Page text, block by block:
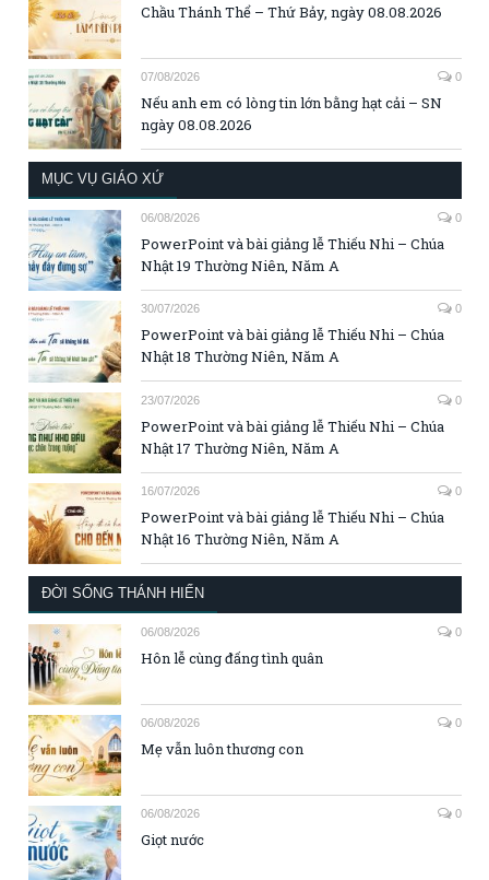
Chầu Thánh Thể – Thứ Bảy, ngày 08.08.2026
07/08/2026 0
Nếu anh em có lòng tin lớn bằng hạt cải – SN
ngày 08.08.2026
MỤC VỤ GIÁO XỨ
06/08/2026 0
PowerPoint và bài giảng lễ Thiếu Nhi – Chúa
Nhật 19 Thường Niên, Năm A
30/07/2026 0
PowerPoint và bài giảng lễ Thiếu Nhi – Chúa
Nhật 18 Thường Niên, Năm A
23/07/2026 0
PowerPoint và bài giảng lễ Thiếu Nhi – Chúa
Nhật 17 Thường Niên, Năm A
16/07/2026 0
PowerPoint và bài giảng lễ Thiếu Nhi – Chúa
Nhật 16 Thường Niên, Năm A
ĐỜI SỐNG THÁNH HIẾN
06/08/2026 0
Hôn lễ cùng đấng tình quân
06/08/2026 0
Mẹ vẫn luôn thương con
06/08/2026 0
Giọt nước